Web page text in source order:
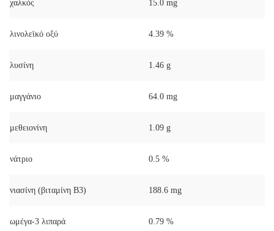
χαλκός 15.0 mg
λινολεϊκό οξύ 4.39 %
λυσίνη 1.46 g
μαγγάνιο 64.0 mg
μεθειονίνη 1.09 g
νάτριο 0.5 %
νιασίνη (βιταμίνη Β3) 188.6 mg
ωμέγα-3 λιπαρά 0.79 %